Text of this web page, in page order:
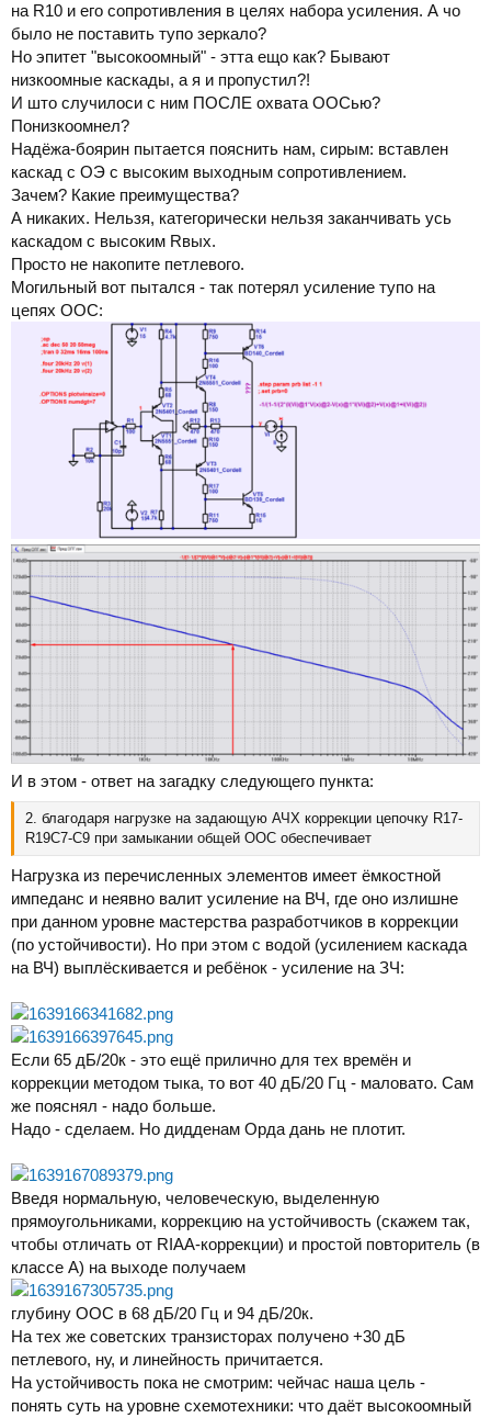
на R10 и его сопротивления в целях набора усиления. А чо
было не поставить тупо зеркало?
Но эпитет "высокоомный" - этта ещо как? Бывают
низкоомные каскады, а я и пропустил?!
И што случилоси с ним ПОСЛЕ охвата ООСью?
Понизкоомнел?
Надёжа-боярин пытается пояснить нам, сирым: вставлен
каскад с ОЭ с высоким выходным сопротивлением.
Зачем? Какие преимущества?
А никаких. Нельзя, категорически нельзя заканчивать усь
каскадом с высоким Rвых.
Просто не накопите петлевого.
Могильный вот пытался - так потерял усиление тупо на
цепях ООС:
И в этом - ответ на загадку следующего пункта:
2. благодаря нагрузке на задающую АЧХ коррекции цепочку R17-
R19C7-C9 при замыкании общей ООС обеспечивает
Нагрузка из перечисленных элементов имеет ёмкостной
импеданс и неявно валит усиление на ВЧ, где оно излишне
при данном уровне мастерства разработчиков в коррекции
(по устойчивости). Но при этом с водой (усилением каскада
на ВЧ) выплёскивается и ребёнок - усиление на ЗЧ:
Если 65 дБ/20к - это ещё прилично для тех времён и
коррекции методом тыка, то вот 40 дБ/20 Гц - маловато. Сам
же пояснял - надо больше.
Надо - сделаем. Но дидденам Орда дань не плотит.
Введя нормальную, человеческую, выделенную
прямоугольниками, коррекцию на устойчивость (скажем так,
чтобы отличать от RIAA-коррекции) и простой повторитель (в
классе А) на выходе получаем
глубину ООС в 68 дБ/20 Гц и 94 дБ/20к.
На тех же советских транзисторах получено +30 дБ
петлевого, ну, и линейность причитается.
На устойчивость пока не смотрим: чейчас наша цель -
понять суть на уровне схемотехники: что даёт высокоомный